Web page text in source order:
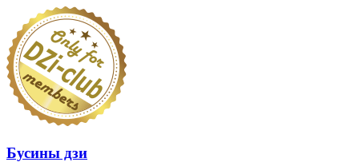
Перейти
содержимому
Бусины дзи